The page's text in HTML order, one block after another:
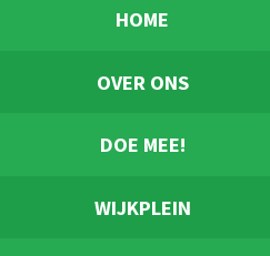
HOME
OVER ONS
DOE MEE!
WIJKPLEIN